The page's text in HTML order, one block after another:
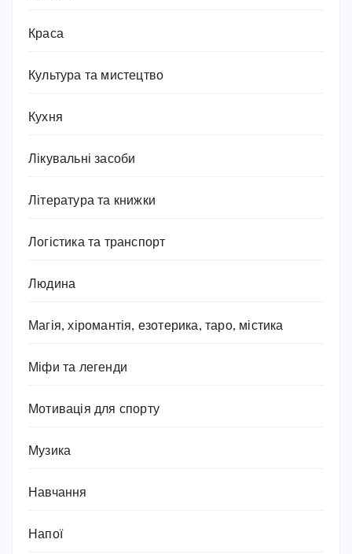
Краса
Культура та мистецтво
Кухня
Лікувальні засоби
Література та книжки
Логістика та транспорт
Людина
Магія, хіромантія, езотерика, таро, містика
Міфи та легенди
Мотивація для спорту
Музика
Навчання
Напої